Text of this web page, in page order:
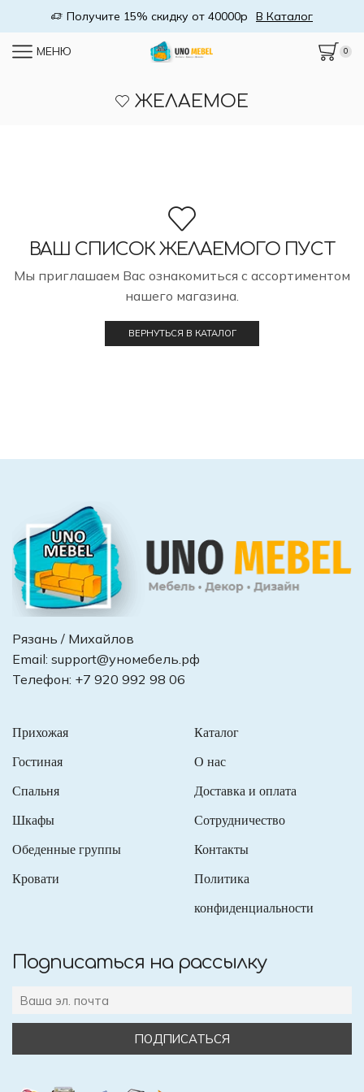
Получите 15% скидку от 40000р В Каталог
МЕНЮ 0
ЖЕЛАЕМОЕ
ВАШ СПИСОК ЖЕЛАЕМОГО ПУСТ
Мы приглашаем Вас ознакомиться с ассортиментом
нашего магазина.
ВЕРНУТЬСЯ В КАТАЛОГ
Рязань / Михайлов
Email: support@уномебель.рф
Телефон: +7 920 992 98 06
Прихожая
Гостиная
Спальня
Шкафы
Обеденные группы
Кровати
Каталог
О нас
Доставка и оплата
Сотрудничество
Контакты
Политика
конфиденциальности
Подписаться на рассылку